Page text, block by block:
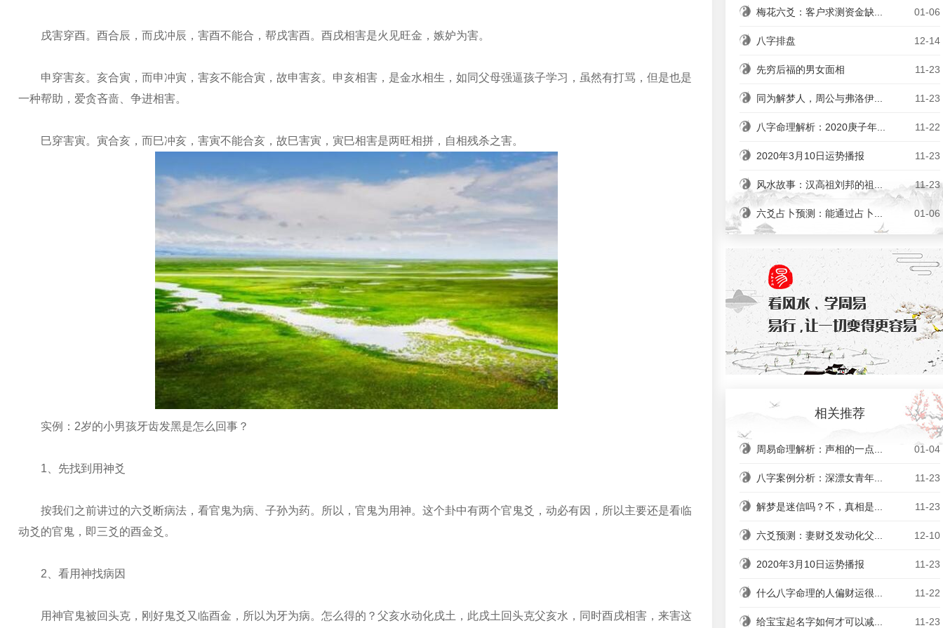
戌害穿酉。酉合辰，而戌冲辰，害酉不能合，帮戌害酉。酉戌相害是火见旺金，嫉妒为害。
申穿害亥。亥合寅，而申冲寅，害亥不能合寅，故申害亥。申亥相害，是金水相生，如同父母强逼孩子学习，虽然有打骂，但是也是
一种帮助，爱贪吝啬、争进相害。
巳穿害寅。寅合亥，而巳冲亥，害寅不能合亥，故巳害寅，寅巳相害是两旺相拼，自相残杀之害。
实例：2岁的小男孩牙齿发黑是怎么回事？
1、先找到用神爻
按我们之前讲过的六爻断病法，看官鬼为病、子孙为药。所以，官鬼为用神。这个卦中有两个官鬼爻，动必有因，所以主要还是看临
动爻的官鬼，即三爻的酉金爻。
2、看用神找病因
用神官鬼被回头克，刚好鬼爻又临酉金，所以为牙为病。怎么得的？父亥水动化戌土，此戌土回头克父亥水，同时酉戌相害，来害这
梅花六爻：客户求测资金缺... 01-06
八字排盘 12-14
先穷后福的男女面相 11-23
同为解梦人，周公与弗洛伊... 11-23
八字命理解析：2020庚子年... 11-22
2020年3月10日运势播报 11-23
风水故事：汉高祖刘邦的祖... 11-23
六爻占卜预测：能通过占卜... 01-06
相关推荐
周易命理解析：声相的一点... 01-04
八字案例分析：深漂女青年... 11-23
解梦是迷信吗？不，真相是... 11-23
六爻预测：妻财爻发动化父... 12-10
2020年3月10日运势播报 11-23
什么八字命理的人偏财运很... 11-22
给宝宝起名字如何才可以减... 11-23